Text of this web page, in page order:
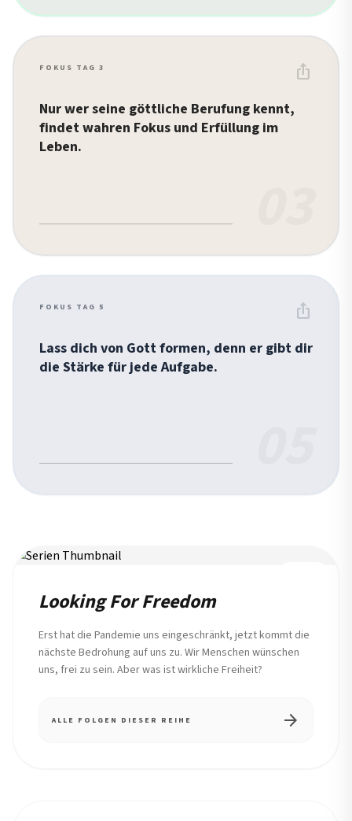
FOKUS TAG 3 ios_share
Nur wer seine göttliche Berufung kennt,
findet wahren Fokus und Erfüllung im
Leben.
FOKUS TAG 5 ios_share
Lass dich von Gott formen, denn er gibt dir
die Stärke für jede Aufgabe.
Looking For Freedom
Erst hat die Pandemie uns eingeschränkt, jetzt kommt die
nächste Bedrohung auf uns zu. Wir Menschen wünschen
uns, frei zu sein. Aber was ist wirkliche Freiheit?
ALLE FOLGEN DIESER REIHE arrow_forward